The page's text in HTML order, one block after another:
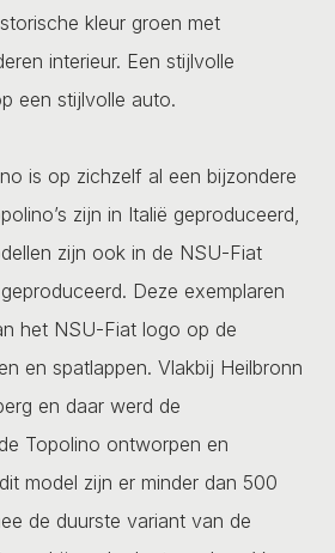
kleur groen met
interieur. Een stijlvolle
een stijlvolle auto.
is op zichzelf al een bijzondere
zijn in Italië geproduceerd,
zijn ook in de NSU-Fiat
Deze exemplaren
het NSU-Fiat logo op de
en spatlappen. Vlakbij Heilbronn
en daar werd de
Topolino ontworpen en
model zijn er minder dan 500
de duurste variant van de